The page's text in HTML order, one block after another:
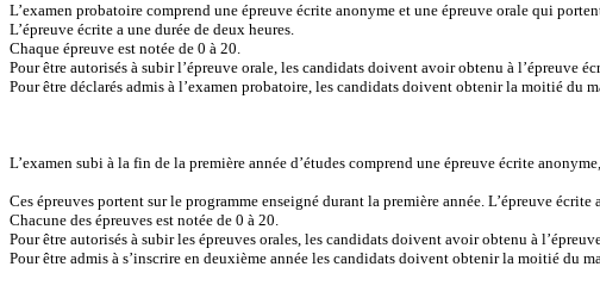
L’examen probatoire comprend une épreuve écrite anonyme et une épreuve orale qui
L’épreuve écrite a une durée de deux heures.
Chaque épreuve est notée de 0 à 20.
Pour être autorisés à subir l’épreuve orale, les candidats doivent avoir obtenu à l’épreuve
Pour être déclarés admis à l’examen probatoire, les candidats doivent obtenir la moitié du
L’examen subi à la fin de la première année d’études comprend une épreuve écrite
Ces épreuves portent sur le programme enseigné durant la première année. L’épreuve écrite
Chacune des épreuves est notée de 0 à 20.
Pour être autorisés à subir les épreuves orales, les candidats doivent avoir obtenu à
Pour être admis à s’inscrire en deuxième année les candidats doivent obtenir la moitié du